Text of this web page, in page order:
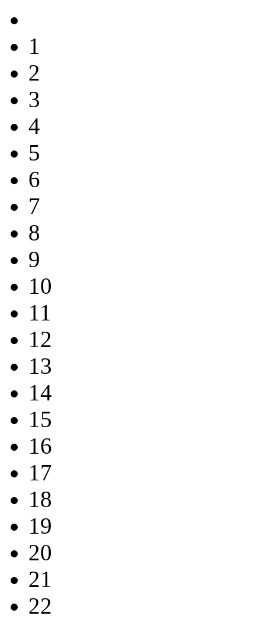
1
2
3
4
5
6
7
8
9
10
11
12
13
14
15
16
17
18
19
20
21
22